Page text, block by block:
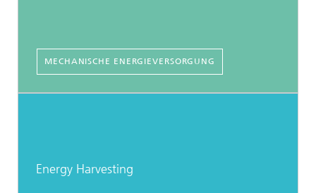
MECHANISCHE ENERGIEVERSORGUNG
Energy Harvesting